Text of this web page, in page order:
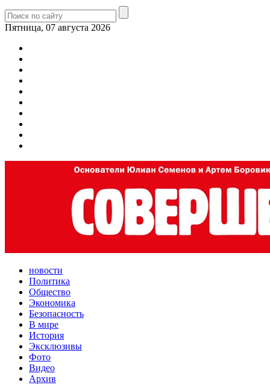
Пятница, 07 августа 2026
новости
Политика
Общество
Экономика
Безопасность
В мире
История
Эксклюзивы
Фото
Видео
Архив